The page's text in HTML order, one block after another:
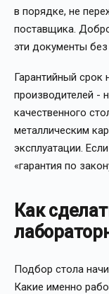
в порядке, не
поставщика.
эти документы
Гарантийный срок
производителей -
качественного
металлическим
эксплуатации.
«гарантия по
Как
Подбор стола
Какие именно